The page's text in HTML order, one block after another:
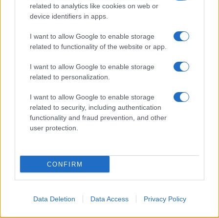
related to analytics like cookies on web or
device identifiers in apps.
I want to allow Google to enable storage
related to functionality of the website or app.
I want to allow Google to enable storage
related to personalization.
I want to allow Google to enable storage
related to security, including authentication
functionality and fraud prevention, and other
user protection.
CONFIRM
Data Deletion Data Access Privacy Policy